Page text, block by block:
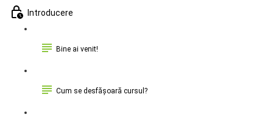
Introducere
Bine ai venit!
Cum se desfășoară cursul?